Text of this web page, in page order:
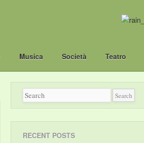
Musica Società Teatro
RECENT POSTS